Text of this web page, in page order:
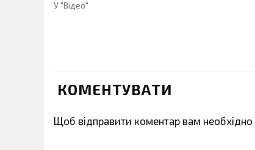
У "Відео"
КОМЕНТУВАТИ
Щоб відправити коментар вам необхідно